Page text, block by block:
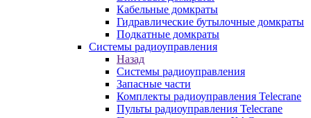
Кабельные домкраты
Гидравлические бутылочные домкраты
Подкатные домкраты
Системы радиоуправления
Назад
Системы радиоуправления
Запасные части
Комплекты радиоуправления Telecrane
Пульты радиоуправления Telecrane